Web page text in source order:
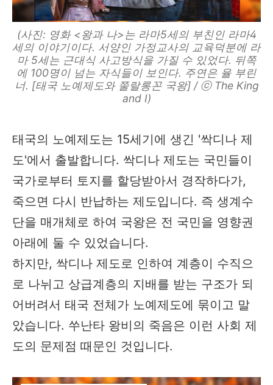
(사진: 영화 <왕과 나>는 라마5세의 부친인 라마4
세의 이야기이다. 서양인 가정교사의 교육덕분에 라
마 5세는 근대식 사고방식을 가질 수 있었다. 뒤쪽
에 100명이 넘는 자식들이 보인다. 주연은 율 부린
너. [태국 노예제도와 쭐랄롱꼰 국왕] / ⓒ The King
and I)
태국의 노예제도는 15세기에 생긴 '싹디나 제
도'에서 출발합니다. 싹디나 제도는 국민들이
국가로부터 토지를 할당받아서 경작하다가,
죽으면 다시 반납하는 제도입니다. 즉 생계수
단을 매개체로 하여 국왕은 전 국민을 영향권
아래에 둘 수 있었습니다.
하지만, 싹디나 제도로 인하여 계층이 수직으
로 나뉘고 상급계층의 지배를 받는 구조가 되
어버려서 태국 전체가 노예제도에 묶이고 말
았습니다. 쑤난타 왕비의 죽음은 이런 사회 제
도의 문제점 때문인 것입니다.